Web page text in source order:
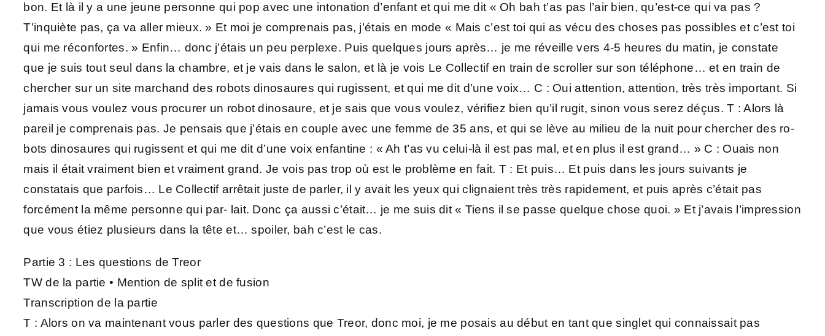
bon. Et là il y a une jeune personne qui pop avec une intonation d’enfant et qui me dit « Oh bah t’as pas l’air bien, qu’est-ce qui va pas ?
T’inquiète pas, ça va aller mieux. » Et moi je comprenais pas, j’étais en mode « Mais c’est toi qui as vécu des choses pas possibles et c’est toi
qui me réconfortes. » Enfin… donc j’étais un peu perplexe. Puis quelques jours après… je me réveille vers 4-5 heures du matin, je constate
que je suis tout seul dans la chambre, et je vais dans le salon, et là je vois Le Collectif en train de scroller sur son téléphone… et en train de
chercher sur un site marchand des robots dinosaures qui rugissent, et qui me dit d’une voix… C : Oui attention, attention, très très important. Si
jamais vous voulez vous procurer un robot dinosaure, et je sais que vous voulez, vérifiez bien qu’il rugit, sinon vous serez déçus. T : Alors là
pareil je comprenais pas. Je pensais que j’étais en couple avec une femme de 35 ans, et qui se lève au milieu de la nuit pour chercher des ro-
bots dinosaures qui rugissent et qui me dit d’une voix enfantine : « Ah t’as vu celui-là il est pas mal, et en plus il est grand… » C : Ouais non
mais il était vraiment bien et vraiment grand. Je vois pas trop où est le problème en fait. T : Et puis… Et puis dans les jours suivants je
constatais que parfois… Le Collectif arrêtait juste de parler, il y avait les yeux qui clignaient très très rapidement, et puis après c’était pas
forcément la même personne qui par- lait. Donc ça aussi c’était… je me suis dit « Tiens il se passe quelque chose quoi. » Et j’avais l’impression
que vous étiez plusieurs dans la tête et… spoiler, bah c’est le cas.
Partie 3 : Les questions de Treor
TW de la partie • Mention de split et de fusion
Transcription de la partie
T : Alors on va maintenant vous parler des questions que Treor, donc moi, je me posais au début en tant que singlet qui connaissait pas